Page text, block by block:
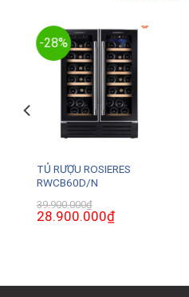
-28%
TỦ RƯỢU ROSIERES
RWCB60D/N
39.900.000₫
Giá
gốc
28.900.000₫Giá
hiện